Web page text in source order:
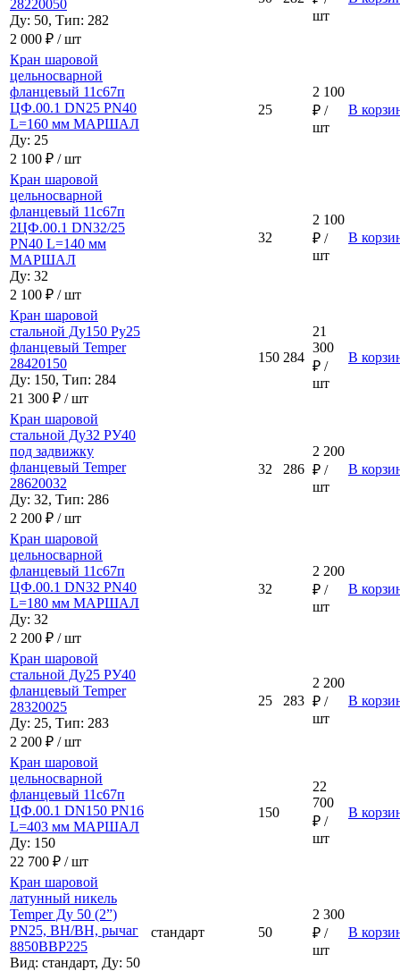
28220050
Ду: 50, Тип: 282
2 000 ₽ / шт
шт
Кран шаровой
цельносварной
фланцевый 11с67п
ЦФ.00.1 DN25 PN40
L=160 мм МАРШАЛ
Ду: 25
2 100 ₽ / шт
25
2 100
₽ /
шт
В
Кран шаровой
цельносварной
фланцевый 11с67п
2ЦФ.00.1 DN32/25
PN40 L=140 мм
МАРШАЛ
Ду: 32
2 100 ₽ / шт
32
2 100
₽ /
шт
В
Кран шаровой
стальной Ду150 Ру25
фланцевый Temper
28420150
Ду: 150, Тип: 284
21 300 ₽ / шт
150 284
21
300
₽ /
шт
В
Кран шаровой
стальной Ду32 РУ40
под задвижку
фланцевый Temper
28620032
Ду: 32, Тип: 286
2 200 ₽ / шт
32 286
2 200
₽ /
шт
В
Кран шаровой
цельносварной
фланцевый 11с67п
ЦФ.00.1 DN32 PN40
L=180 мм МАРШАЛ
Ду: 32
2 200 ₽ / шт
32
2 200
₽ /
шт
В
Кран шаровой
стальной Ду25 РУ40
фланцевый Temper
28320025
Ду: 25, Тип: 283
2 200 ₽ / шт
25 283
2 200
₽ /
шт
В
Кран шаровой
цельносварной
фланцевый 11с67п
ЦФ.00.1 DN150 PN16
L=403 мм МАРШАЛ
Ду: 150
22 700 ₽ / шт
150
22
700
₽ /
шт
В
Кран шаровой
латунный никель
Temper Ду 50 (2”)
PN25, ВН/ВН, рычаг
8850ВВР225
Вид: стандарт, Ду: 50
стандарт 50
2 300
₽ /
шт
В